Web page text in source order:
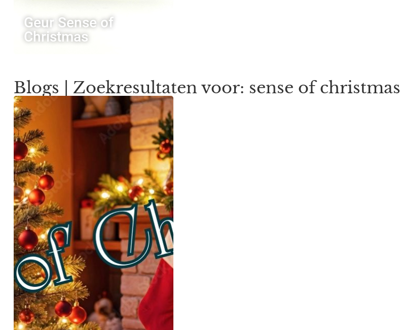
Geur Sense of
Christmas
Blogs | Zoekresultaten voor: sense of christmas